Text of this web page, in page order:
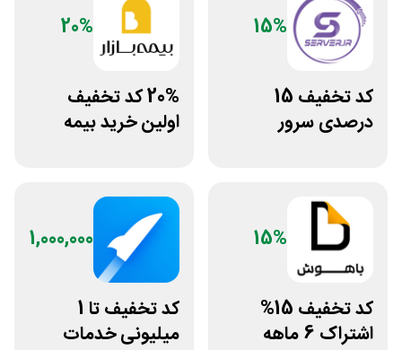
15%
کد تخفیف 15
درصدی سرور
20%
20% کد تخفیف
اولین خرید بیمه
15%
کد تخفیف 15%
اشتراک 6 ماهه
1,000,000
کد تخفیف تا 1
میلیونی خدمات